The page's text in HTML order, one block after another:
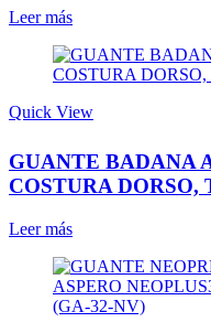
Leer más
Quick View
GUANTE BADANA
COSTURA
Leer más